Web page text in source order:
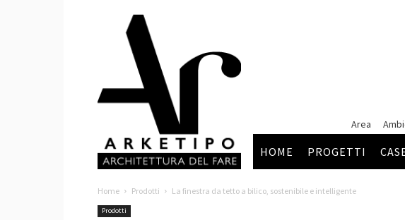
Arketipo
Area
HOME PROGETTI
Home Prodotti La finestra da tetto a bilico, sostenibile e intelligente
Prodotti